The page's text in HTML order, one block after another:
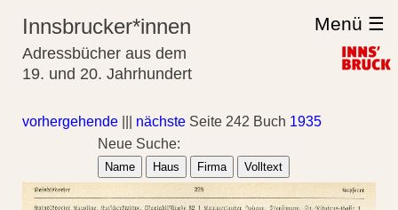
Innsbrucker*innen
Adressbücher aus dem
19. und 20. Jahrhundert
Menü ☰
vorhergehende nächste Seite 242 Buch 1935
Neue Suche:
Name Haus Firma Volltext